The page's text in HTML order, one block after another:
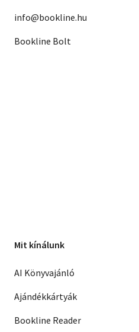
info@bookline.hu
Bookline Bolt
Mit kínálunk
AI Könyvajánló
Ajándékkártyák
Bookline Reader